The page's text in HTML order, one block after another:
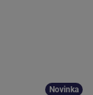
Novinka